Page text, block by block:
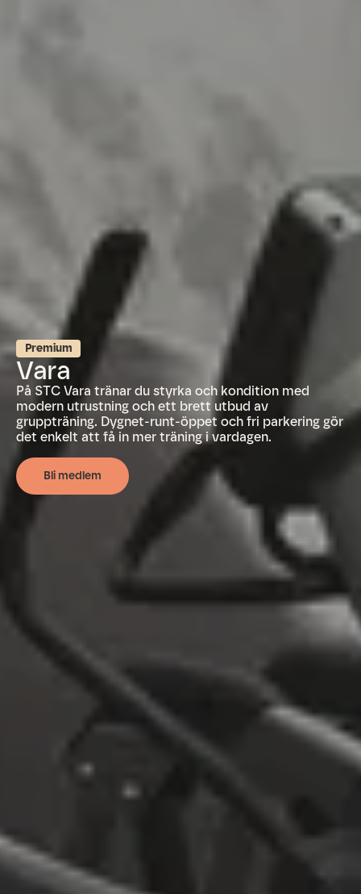
Premium
Vara
På STC Vara tränar du styrka och kondition med
modern utrustning och ett brett utbud av
gruppträning. Dygnet-runt-öppet och fri parkering gör
det enkelt att få in mer träning i vardagen.
Bli medlem